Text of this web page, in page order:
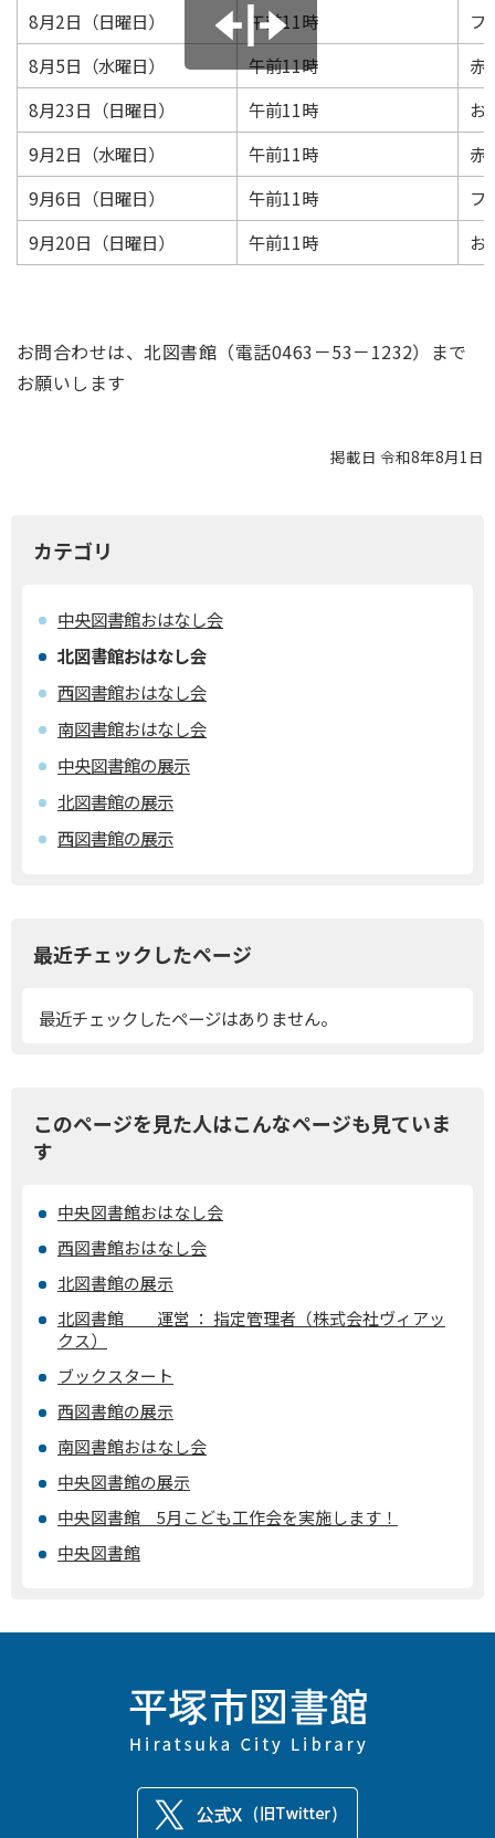
8月2日（日曜日）
午前11時
フ
8月5日（水曜日）
午前11時
赤
8月23日（日曜日）
午前11時
お
9月2日（水曜日）
午前11時
赤
9月6日（日曜日）
午前11時
フ
9月20日（日曜日）
午前11時 お
お問合わせは、北図書館（電話0463－53－1232）まで
お願いします
掲載日 令和8年8月1日
カテゴリ
中央図書館おはなし会
北図書館おはなし会
西図書館おはなし会
南図書館おはなし会
中央図書館の展示
北図書館の展示
西図書館の展示
最近チェックしたページ
最近チェックしたページはありません。
このページを見た人はこんなページも見ていま
す
中央図書館おはなし会
西図書館おはなし会
北図書館の展示
北図書館 運営 ： 指定管理者（株式会社ヴィアッ
クス）
ブックスタート
西図書館の展示
南図書館おはなし会
中央図書館の展示
中央図書館 5月こども工作会を実施します！
中央図書館